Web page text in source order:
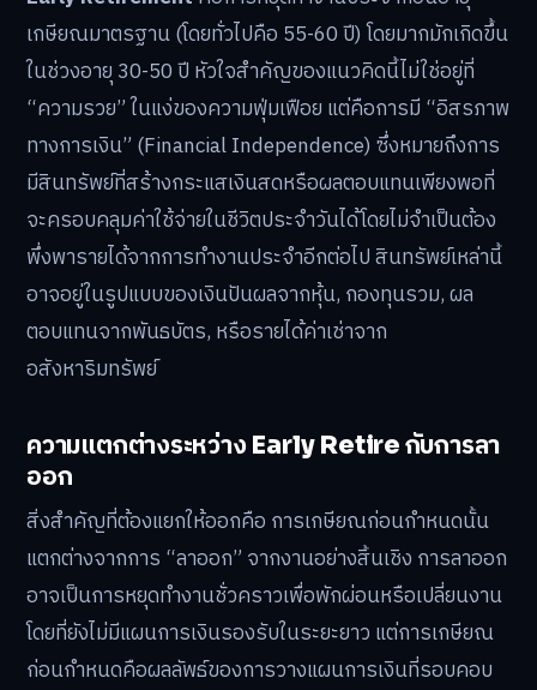
เกษียณมาตรฐาน (โดยทั่วไปคือ 55-60 ปี) โดยมากมักเกิดขึ้น
ในช่วงอายุ 30-50 ปี หัวใจสำคัญของแนวคิดนี้ไม่ใช่อยู่ที่
“ความรวย” ในแง่ของความฟุ่มเฟือย แต่คือการมี “อิสรภาพ
ทางการเงิน” (Financial Independence) ซึ่งหมายถึงการ
มีสินทรัพย์ที่สร้างกระแสเงินสดหรือผลตอบแทนเพียงพอที่
จะครอบคลุมค่าใช้จ่ายในชีวิตประจำวันได้โดยไม่จำเป็นต้อง
พึ่งพารายได้จากการทำงานประจำอีกต่อไป สินทรัพย์เหล่านี้
อาจอยู่ในรูปแบบของเงินปันผลจากหุ้น, กองทุนรวม, ผล
ตอบแทนจากพันธบัตร, หรือรายได้ค่าเช่าจาก
อสังหาริมทรัพย์
ความแตกต่างระหว่าง Early Retire กับการลา
ออก
สิ่งสำคัญที่ต้องแยกให้ออกคือ การเกษียณก่อนกำหนดนั้น
แตกต่างจากการ “ลาออก” จากงานอย่างสิ้นเชิง การลาออก
อาจเป็นการหยุดทำงานชั่วคราวเพื่อพักผ่อนหรือเปลี่ยนงาน
โดยที่ยังไม่มีแผนการเงินรองรับในระยะยาว แต่การเกษียณ
ก่อนกำหนดคือผลลัพธ์ของการวางแผนการเงินที่รอบคอบ